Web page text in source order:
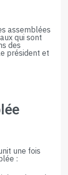
assemblées
qui sont
des
​président​ ​et​
une fois
​: